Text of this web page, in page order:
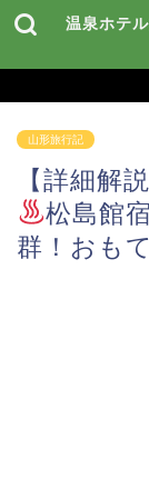
温泉ホテ
山形旅行記
【詳細解
松島館
群！おも